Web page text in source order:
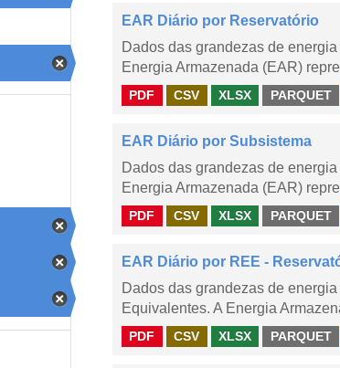
EAR Diário por Reservatório
Dados das grandezas de
Energia Armazenada (EAR)
PDF CSV XLSX PARQUET
EAR Diário por Subsistema
Dados das grandezas de
Energia Armazenada (EAR)
PDF CSV XLSX PARQUET
EAR Diário por REE -
Dados das grandezas de
Equivalentes. A Energia
PDF CSV XLSX PARQUET